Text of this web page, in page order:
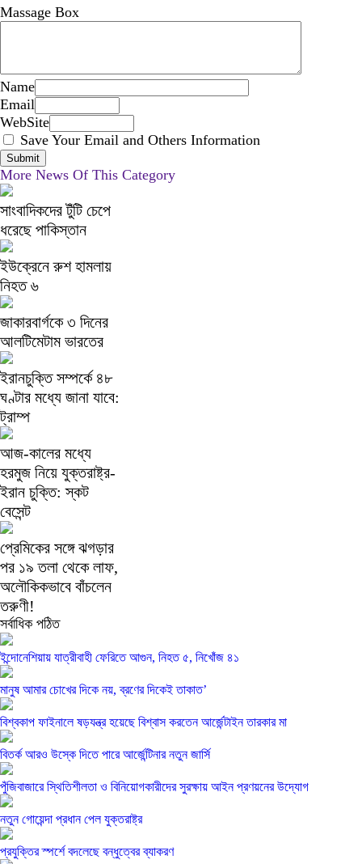
Massage Box
Name
Email
WebSite
Save Your Email and Others Information
More News Of This Category
সাংবাদিকদের টুঁটি চেপে
ধরেছে পাকিস্তান
ইউক্রেনে রুশ হামলায়
নিহত ৬
জাকারবার্গকে ৩ দিনের
আলটিমেটাম ভারতের
ইরানচুক্তি সম্পর্কে ৪৮
ঘণ্টার মধ্যে জানা যাবে:
ট্রাম্প
আজ-কালের মধ্যে
হরমুজ নিয়ে যুক্তরাষ্ট্র-
ইরান চুক্তি: স্কট
বেসেন্ট
প্রেমিকের সঙ্গে ঝগড়ার
পর ১৯ তলা থেকে লাফ,
অলৌকিকভাবে বাঁচলেন
তরুণী!
সর্বাধিক পঠিত
ইন্দোনেশিয়ায় যাত্রীবাহী ফেরিতে আগুন, নিহত ৫, নিখোঁজ ৪১
মানুষ আমার চোখের দিকে নয়, ব্রণের দিকেই তাকাত’
বিশ্বকাপ ফাইনালে ষড়যন্ত্র হয়েছে বিশ্বাস করতেন আর্জেন্টাইন তারকার মা
বিতর্ক আরও উস্কে দিতে পারে আর্জেন্টিনার নতুন জার্সি
পুঁজিবাজারে স্থিতিশীলতা ও বিনিয়োগকারীদের সুরক্ষায় আইন প্রণয়নের উদ্যোগ
নতুন গোয়েন্দা প্রধান পেল যুক্তরাষ্ট্র
প্রযুক্তির স্পর্শে বদলেছে বন্ধুত্বের ব্যাকরণ